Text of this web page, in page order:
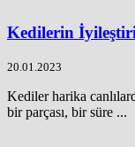
Kedilerin
20.01.2023
Kediler harika
bir parçası, bir süre ...